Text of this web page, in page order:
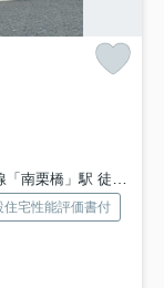
栗橋」駅 徒歩52分
住宅性能評価書付